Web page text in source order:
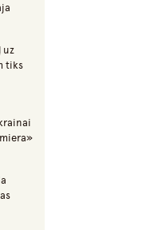
uz
tiks